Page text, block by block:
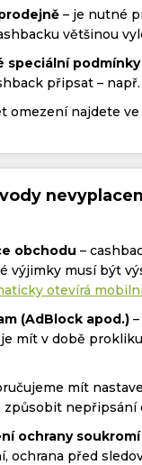
– je nutné
většinou
speciální
připsat –
omezení najdete ve
obchodu –
výjimky musí být
otevírá
(AdBlock apod.)
mít v době
mít
způsobit nepřipsání
ochrany soukromí
ochrana před